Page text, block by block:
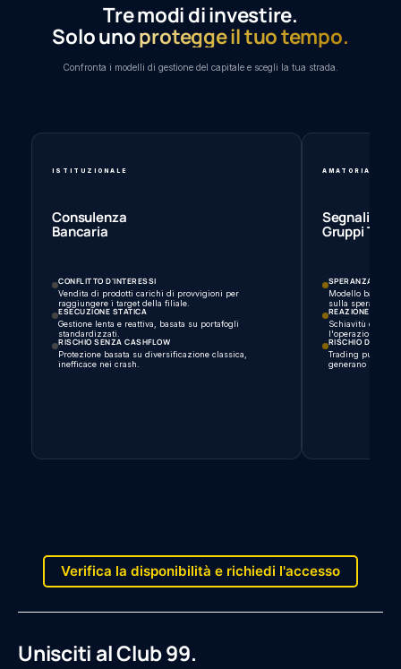
Tre modi di investire.
Solo unoprotegge il tuo tempo.
Confronta i modelli di gestione del capitale e scegli la tua strada.
ISTITUZIONALE
Consulenza
Bancaria
CONFLITTO D'INTERESSI
Vendita di prodotti carichi di provvigioni per
raggiungere i target della filiale.
ESECUZIONE STATICA
Gestione lenta e reattiva, basata su portafogli
standardizzati.
RISCHIO SENZA CASHFLOW
Protezione basata su diversificazione classica,
inefficace nei crash.
AMATORIALE
Segnali &
Gruppi
SPERANZA DI
Modello basato
sulla speranza
REAZIONE
Schiavitù dalle
l'operazione.
RISCHIO
Trading puro sui
generano perdite
Verifica la disponibilità e richiedi l'accesso
Unisciti al Club 99.